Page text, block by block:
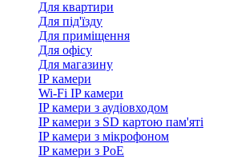
Для квартири
Для під'їзду
Для приміщення
Для офісу
Для магазину
IP камери
Wi-Fi IP камери
IP камери з аудіовходом
IP камери з SD картою пам'яті
IP камери з мікрофоном
IP камери з PoE